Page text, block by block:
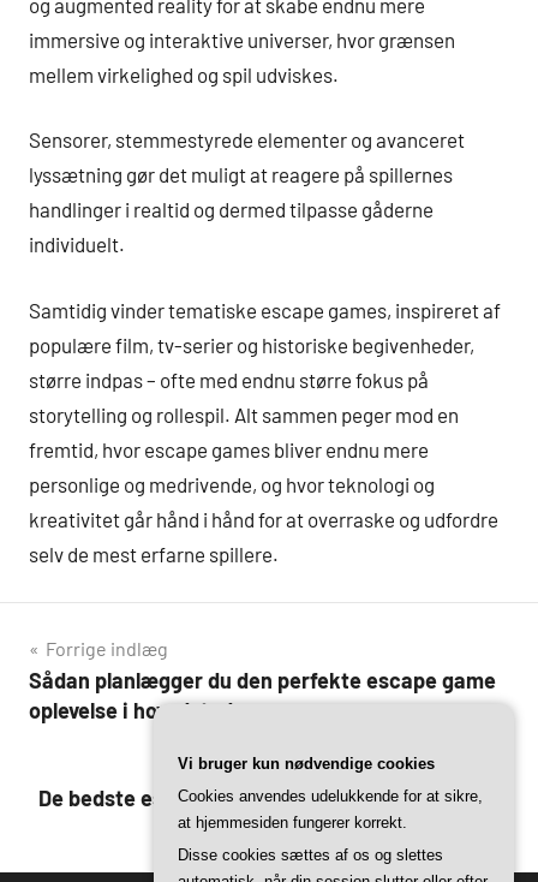
immersive og interaktive universer, hvor grænsen
mellem virkelighed og spil udviskes.
Sensorer, stemmestyrede elementer og avanceret
lyssætning gør det muligt at reagere på spillernes
handlinger i realtid og dermed tilpasse gåderne
individuelt.
Samtidig vinder tematiske escape games, inspireret af
populære film, tv-serier og historiske begivenheder,
større indpas – ofte med endnu større fokus på
storytelling og rollespil. Alt sammen peger mod en
fremtid, hvor escape games bliver endnu mere
personlige og medrivende, og hvor teknologi og
kreativitet går hånd i hånd for at overraske og udfordre
selv de mest erfarne spillere.
Indlægsnavigation
Forrige indlæg
Sådan planlægger du den perfekte escape game
oplevelse i hovedstaden
Næste indlæg
De bedste escape rooms i københavn – vores top
5 favoritter
Vi bruger kun nødvendige cookies
Cookies anvendes udelukkende for at sikre,
at hjemmesiden fungerer korrekt.
Disse cookies sættes af os og slettes